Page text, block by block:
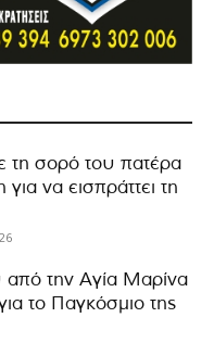
τη σορό του πατέρα
να εισπράττει τη
την Αγία Μαρίνα
το Παγκόσμιο της